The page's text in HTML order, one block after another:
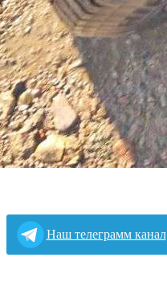
Наш телеграмм канал